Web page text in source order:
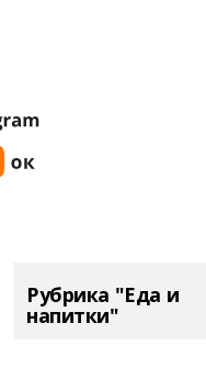
Рубрика "Еда и
напитки"